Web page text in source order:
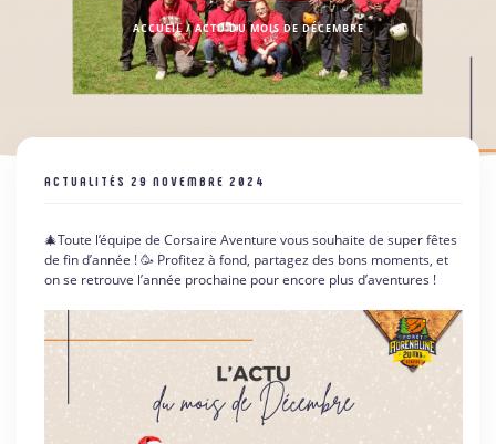
ACCUEIL/ACTU DU MOIS DE DÉCEMBRE
ACTUALITÉS 29 NOVEMBRE 2024
🎄Toute l’équipe de Corsaire Aventure vous souhaite de super fêtes
de fin d’année ! 🥳 Profitez à fond, partagez des bons moments, et
on se retrouve l’année prochaine pour encore plus d’aventures !